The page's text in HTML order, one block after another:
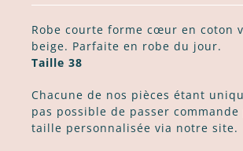
Robe courte forme cœur en coton
beige. Parfaite en robe du jour.
Taille 38
Chacune de nos pièces étant
pas possible de passer
taille personnalisée via notre site.